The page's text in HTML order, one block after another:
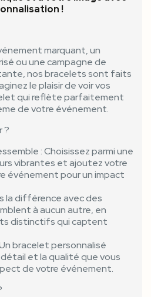
!
marquant, un
ou une campagne de
nos bracelets sont faits
le plaisir de voir vos
qui reflète parfaitement
de votre événement.
?
: Choisissez parmi une
vibrantes et ajoutez votre
événement pour un impact
la différence avec des
à aucun autre, en
distinctifs qui captent
bracelet personnalisé
et la qualité que vous
de votre événement.